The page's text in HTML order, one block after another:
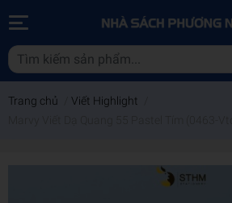
Trang chủ Viết Highlight